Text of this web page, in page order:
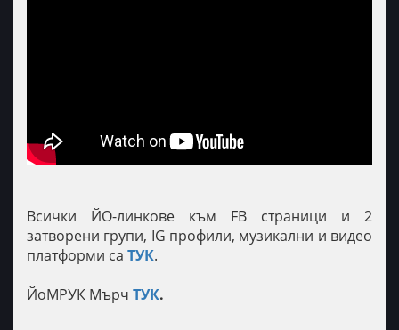
Всички ЙО-линкове към FB страници и 2
затворени групи, IG профили, музикални и видео
платформи са ТУК.
ЙоМРУК Мърч ТУК.